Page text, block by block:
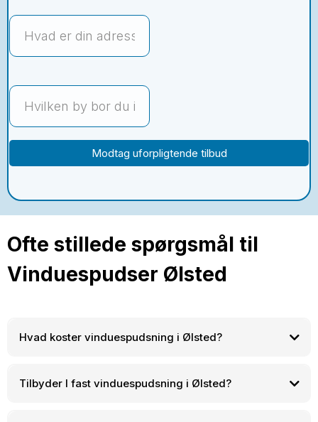
Modtag uforpligtende tilbud
Ofte stillede spørgsmål til
Vinduespudser Ølsted
Hvad koster vinduespudsning i Ølsted?
Tilbyder I fast vinduespudsning i Ølsted?